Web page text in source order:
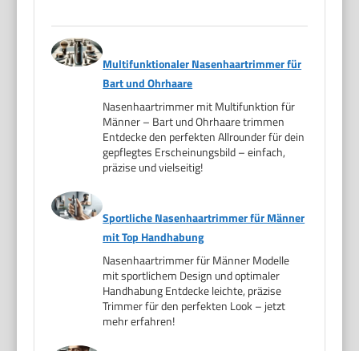
Multifunktionaler Nasenhaartrimmer für
Bart und Ohrhaare
Nasenhaartrimmer mit Multifunktion für
Männer – Bart und Ohrhaare trimmen
Entdecke den perfekten Allrounder für dein
gepflegtes Erscheinungsbild – einfach,
präzise und vielseitig!
Sportliche Nasenhaartrimmer für Männer
mit Top Handhabung
Nasenhaartrimmer für Männer Modelle
mit sportlichem Design und optimaler
Handhabung Entdecke leichte, präzise
Trimmer für den perfekten Look – jetzt
mehr erfahren!